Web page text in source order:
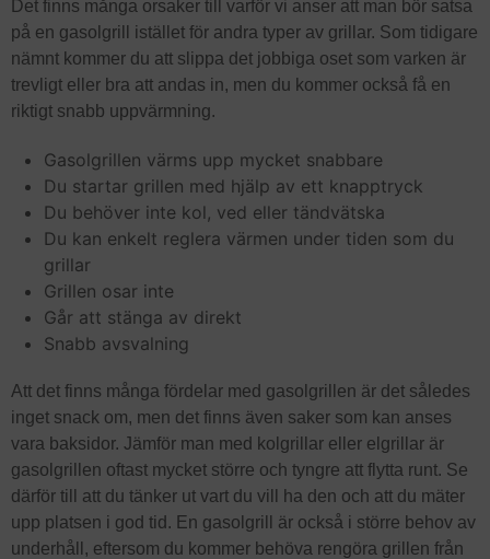
Det finns många orsaker till varför vi anser att man bör satsa
på en gasolgrill istället för andra typer av grillar. Som tidigare
nämnt kommer du att slippa det jobbiga oset som varken är
trevligt eller bra att andas in, men du kommer också få en
riktigt snabb uppvärmning.
Gasolgrillen värms upp mycket snabbare
Du startar grillen med hjälp av ett knapptryck
Du behöver inte kol, ved eller tändvätska
Du kan enkelt reglera värmen under tiden som du
grillar
Grillen osar inte
Går att stänga av direkt
Snabb avsvalning
Att det finns många fördelar med gasolgrillen är det således
inget snack om, men det finns även saker som kan anses
vara baksidor. Jämför man med kolgrillar eller elgrillar är
gasolgrillen oftast mycket större och tyngre att flytta runt. Se
därför till att du tänker ut vart du vill ha den och att du mäter
upp platsen i god tid. En gasolgrill är också i större behov av
underhåll, eftersom du kommer behöva rengöra grillen från